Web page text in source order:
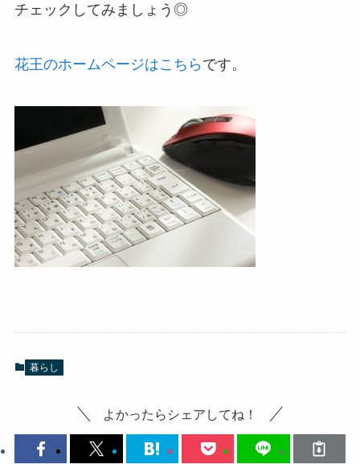
チェックしてみましょう◎
花王のホームページはこちら です。
暮らし
よかったらシェアしてね！